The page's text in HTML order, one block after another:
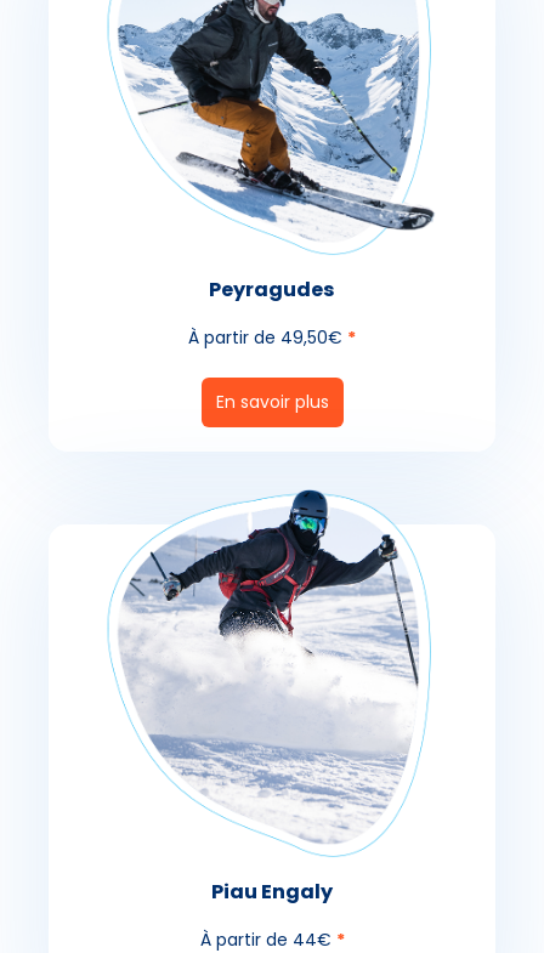
Peyragudes
À partir de 49,50€ *
En savoir plus
Piau Engaly
À partir de 44€ *